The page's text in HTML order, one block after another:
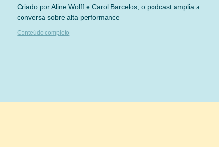
Criado por Aline Wolff e Carol Barcelos, o podcast amplia a
conversa sobre alta performance
Conteúdo completo